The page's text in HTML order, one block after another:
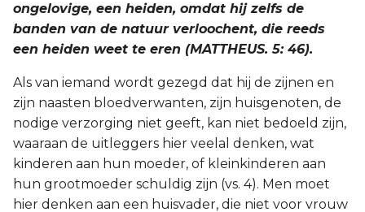
ongelovige, een heiden, omdat hij zelfs de
banden van de natuur verloochent, die reeds
een heiden weet te eren (MATTHEUS. 5: 46).
Als van iemand wordt gezegd dat hij de zijnen en
zijn naasten bloedverwanten, zijn huisgenoten, de
nodige verzorging niet geeft, kan niet bedoeld zijn,
waaraan de uitleggers hier veelal denken, wat
kinderen aan hun moeder, of kleinkinderen aan
hun grootmoeder schuldig zijn (vs. 4). Men moet
hier denken aan een huisvader, die niet voor vrouw